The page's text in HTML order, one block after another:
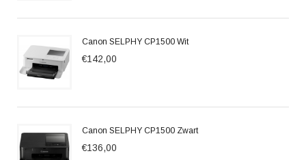
Canon SELPHY CP1500 Wit
€142,00
Canon SELPHY CP1500 Zwart
€136,00